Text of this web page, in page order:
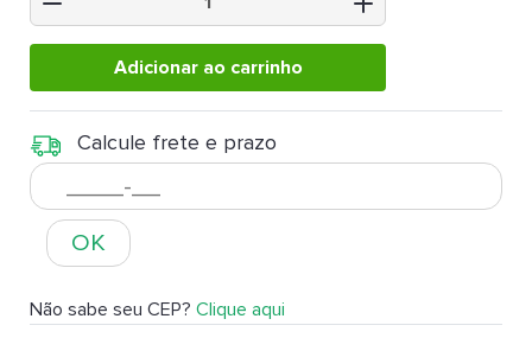
Adicionar ao carrinho
Calcule frete e prazo
OK
Não sabe seu CEP? Clique aqui